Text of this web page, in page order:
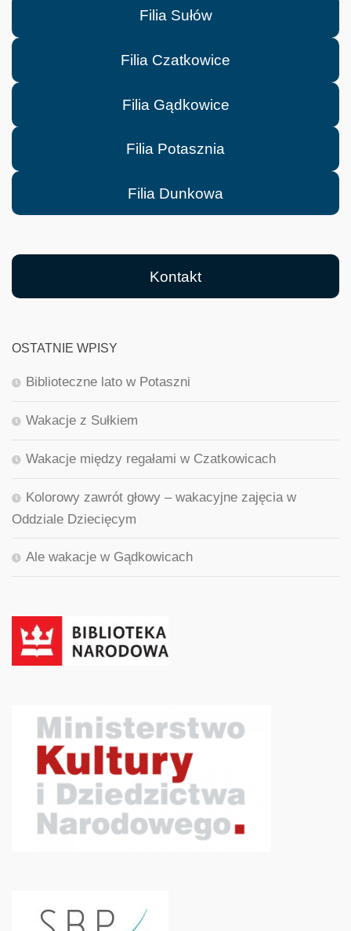
Filia Sułów
Filia Czatkowice
Filia Gądkowice
Filia Potasznia
Filia Dunkowa
Kontakt
OSTATNIE WPISY
Biblioteczne lato w Potaszni
Wakacje z Sułkiem
Wakacje między regałami w Czatkowicach
Kolorowy zawrót głowy – wakacyjne zajęcia w
Oddziale Dziecięcym
Ale wakacje w Gądkowicach